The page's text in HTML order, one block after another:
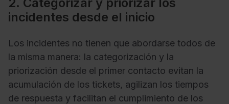
incidentes desde el inicio
Los incidentes no tienen que abordarse todos de
la misma manera: la categorización y la
priorización desde el primer contacto evitan la
acumulación de los tickets, agilizan los tiempos
de respuesta y facilitan el cumplimiento de los